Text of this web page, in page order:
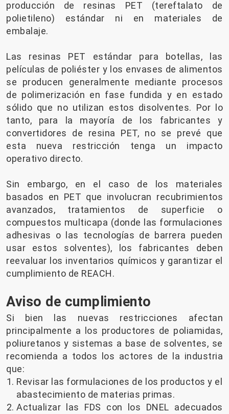
producción de resinas PET (tereftalato de
polietileno) estándar ni en materiales de
embalaje.
Las resinas PET estándar para botellas, las
películas de poliéster y los envases de alimentos
se producen generalmente mediante procesos
de polimerización en fase fundida y en estado
sólido que no utilizan estos disolventes. Por lo
tanto, para la mayoría de los fabricantes y
convertidores de resina PET, no se prevé que
esta nueva restricción tenga un impacto
operativo directo.
Sin embargo, en el caso de los materiales
basados ​​en PET que involucran recubrimientos
avanzados, tratamientos de superficie o
compuestos multicapa (donde las formulaciones
adhesivas o las tecnologías de barrera pueden
usar estos solventes), los fabricantes deben
reevaluar los inventarios químicos y garantizar el
cumplimiento de REACH.
Aviso de cumplimiento
Si bien las nuevas restricciones afectan
principalmente a los productores de poliamidas,
poliuretanos y sistemas a base de solventes, se
recomienda a todos los actores de la industria
que:
Revisar las formulaciones de los productos y el
abastecimiento de materias primas.
Actualizar las FDS con los DNEL adecuados